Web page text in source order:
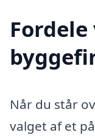
Når du står
valget af et